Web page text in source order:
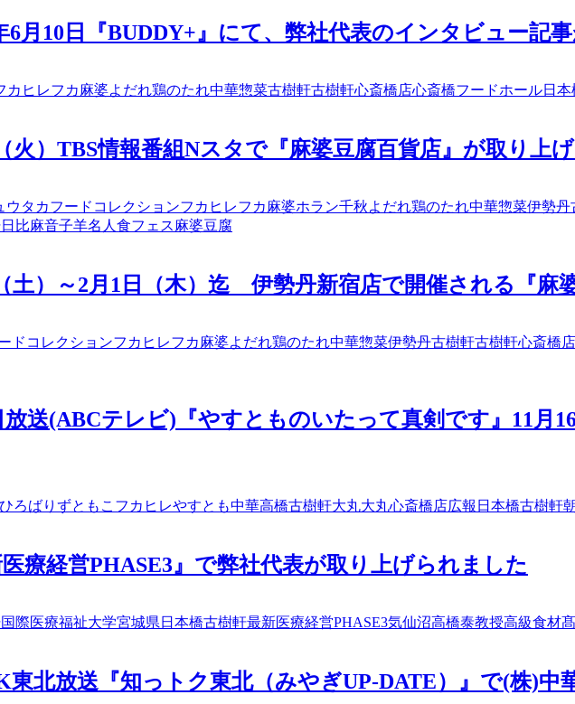
6月10日『BUDDY+』にて、弊社代表のインタビュー記
カヒレフカ麻婆よだれ鶏のたれ中華惣菜古樹軒古樹軒心斎橋店心斎橋フードホール日
火）TBS情報番組Nスタで『麻婆豆腐百貨店』が取り上
ウタカフードコレクションフカヒレフカ麻婆ホラン千秋よだれ鶏のたれ中華惣菜伊勢丹
日比麻音子羊名人 食フェス麻婆豆腐
土）～2月1日（木）迄 伊勢丹新宿店で開催される『麻
ドコレクションフカヒレフカ麻婆よだれ鶏のたれ中華惣菜伊勢丹古樹軒古樹軒心斎橋店
放送(ABCテレビ)『やすとものいたって真剣です』11月
ろばりずともこ フカヒレやすとも中華高橋古樹軒大丸大丸心斎橋店広報 日本橋古樹軒
医療経営PHASE3』で弊社代表が取り上げられました
国際医療福祉大学宮城県 日本橋古樹軒最新医療経営PHASE3気仙沼高橋泰教授高級食材
東北放送『知っトク東北（みやぎUP-DATE）』で(株)